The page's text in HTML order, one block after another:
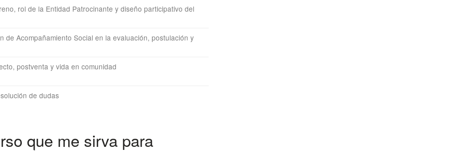
rol de la Entidad Patrocinante y diseño participativo del
de Acompañamiento Social en la evaluación, postulación y
postventa y vida en comunidad
de dudas
que me sirva para